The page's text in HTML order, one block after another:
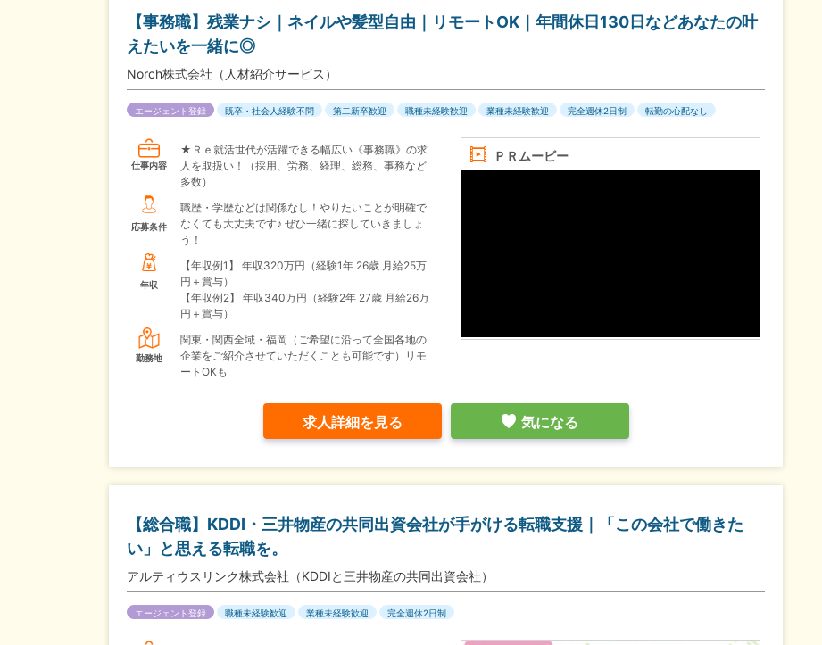
【事務職】残業ナシ｜ネイルや髪型自由｜リモートOK｜年間休日130日などあなたの叶
えたいを一緒に◎
Norch株式会社（人材紹介サービス）
エージェント登録 既卒・社会人経験不問 第二新卒歓迎 職種未経験歓迎 業種未経験歓迎 完全週休2日制 転勤の心配なし
ＰＲムービー
仕事内容
★Ｒｅ就活世代が活躍できる幅広い《事務職》の求
人を取扱い！（採用、労務、経理、総務、事務など
多数）
応募条件
職歴・学歴などは関係なし！やりたいことが明確で
なくても大丈夫です♪ ぜひ一緒に探していきましょ
う！
年収
【年収例1】
年収320万円（経験1年 26歳 月給25万
円＋賞与）
【年収例2】
年収340万円（経験2年 27歳 月給26万
円＋賞与）
勤務地
関東・関西全域・福岡（ご希望に沿って全国各地の
企業をご紹介させていただくことも可能です）リモ
ートOKも
求人詳細を見る 気になる
【総合職】KDDI・三井物産の共同出資会社が手がける転職支援｜「この会社で働きた
い」と思える転職を。
アルティウスリンク株式会社（KDDIと三井物産の共同出資会社）
エージェント登録 職種未経験歓迎 業種未経験歓迎 完全週休2日制